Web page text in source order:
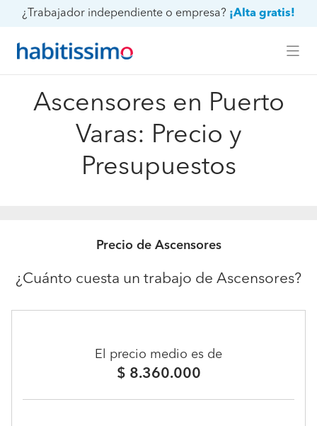
¿Trabajador independiente o empresa? ¡Alta gratis!
Ascensores en Puerto
Varas: Precio y
Presupuestos
Precio de Ascensores
¿Cuánto cuesta un trabajo de Ascensores?
El precio medio es de
$ 8.360.000